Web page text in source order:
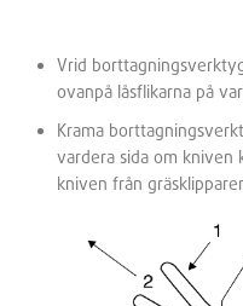
Vrid
ovanpå låsflikarna på
Krama
vardera sida om kniven
kniven från